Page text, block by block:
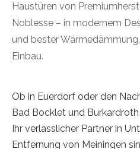
Haustüren von
Noblesse – in modernem
und bester
Einbau.
Ob in Euerdorf oder den
Bad Bocklet und
Ihr verlässlicher Partner in
Entfernung von Meiningen